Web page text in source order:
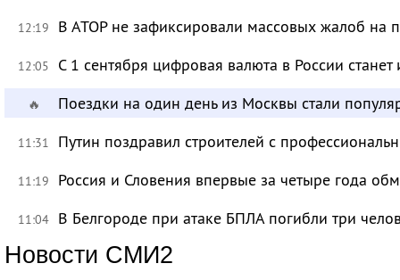
12:19 В АТОР не зафиксировали массовых жалоб на
12:05 С 1 сентября цифровая валюта в России
🔥 Поездки на один день из Москвы стали
11:31 Путин поздравил строителей с
11:19 Россия и Словения впервые за четыре года
11:04 В Белгороде при атаке БПЛА погибли три
Новости СМИ2